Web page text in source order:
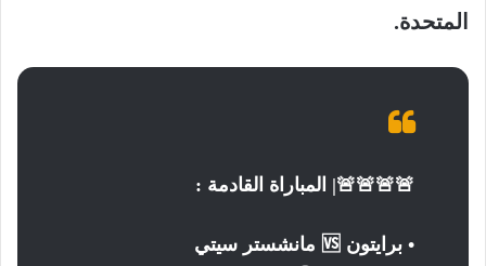
المتحدة.
🚨🚨🚨🚨| المباراة القادمة :
• برايتون 🆚 مانشستر سيتي